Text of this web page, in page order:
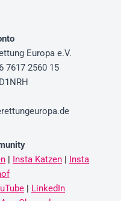
Europa e.V.
7617 2560 15
| Insta Katzen | Insta
| LinkedIn